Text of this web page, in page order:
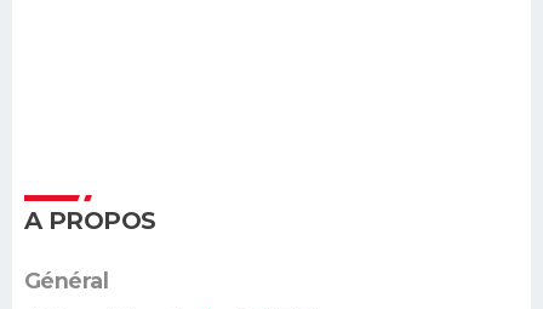
A PROPOS
Général